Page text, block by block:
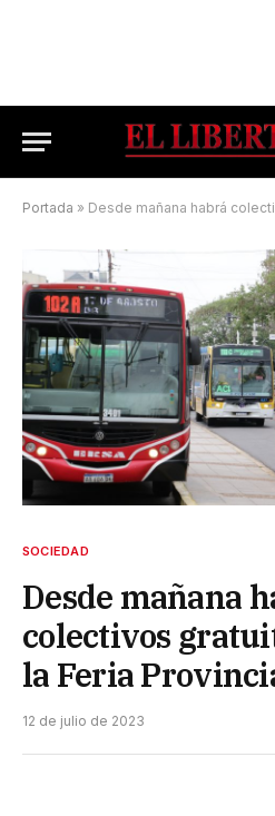
Portada » Desde mañana habrá colectivos
SOCIEDAD
Desde mañana
colectivos
la Feria
12 de julio de 2023